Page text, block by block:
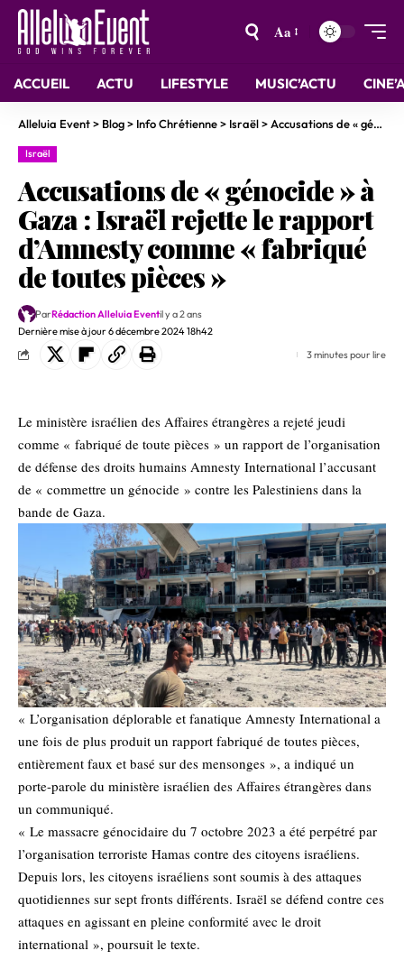
Aa
ACCUEIL ACTU LIFESTYLE MUSIC’ACTU
Alleluia Event> Blog> Info Chrétienne> Israël> Accusations de « génocide » à Gaza : Israël rejette le rapport d’Amnesty comme « fabriqué de toutes pièces »
Israël
Accusations de « génocide » à
Gaza : Israël rejette le rapport
d’Amnesty comme « fabriqué
de toutes pièces »
Dernière mise à jour 6 décembre 2024 18h42
ParRédaction Alleluia Eventil y a 2 ans
3 minutes pour lire
Le ministère israélien des Affaires étrangères a rejeté jeudi
comme « fabriqué de toute pièces » un rapport de l’organisation
de défense des droits humains Amnesty International l’accusant
de « commettre un génocide » contre les Palestiniens dans la
bande de Gaza.
« L’organisation déplorable et fanatique Amnesty International a
une fois de plus produit un rapport fabriqué de toutes pièces,
entièrement faux et basé sur des mensonges », a indiqué un
porte-parole du ministère israélien des Affaires étrangères dans
un communiqué.
« Le massacre génocidaire du 7 octobre 2023 a été perpétré par
l’organisation terroriste Hamas contre des citoyens israéliens.
Depuis lors, les citoyens israéliens sont soumis à des attaques
quotidiennes sur sept fronts différents. Israël se défend contre ces
attaques en agissant en pleine conformité avec le droit
international », poursuit le texte.